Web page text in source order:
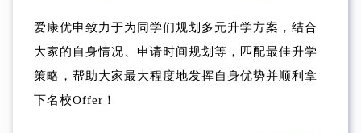
爱康优申致力于为同学们规划多元升学方案，结合
大家的自身情况、申请时间规划等，匹配最佳升学
策略，帮助大家最大程度地发挥自身优势并顺利拿
下名校Offer！